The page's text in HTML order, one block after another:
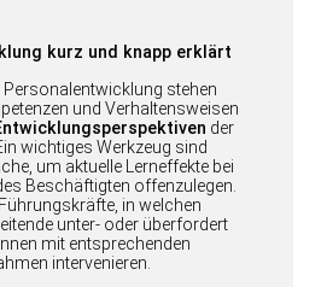
kurz und knapp erklärt
Personalentwicklung stehen
und Verhaltensweisen
der
wichtiges Werkzeug sind
um aktuelle Lerneffekte bei
Beschäftigten offenzulegen.
in welchen
unter- oder überfordert
mit entsprechenden
intervenieren.